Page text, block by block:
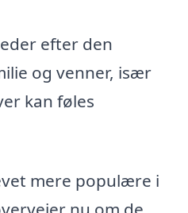
efter den
og venner, især
kan føles
mere populære i